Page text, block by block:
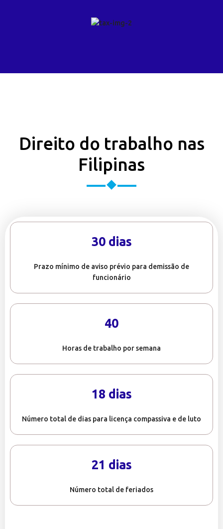
Direito do trabalho nas
Filipinas
30 dias
Prazo mínimo de aviso prévio para demissão de
funcionário
40
Horas de trabalho por semana
18 dias
Número total de dias para licença compassiva e de luto
21 dias
Número total de feriados